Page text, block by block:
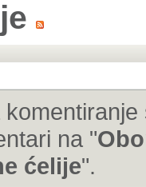
na "
ćelije".